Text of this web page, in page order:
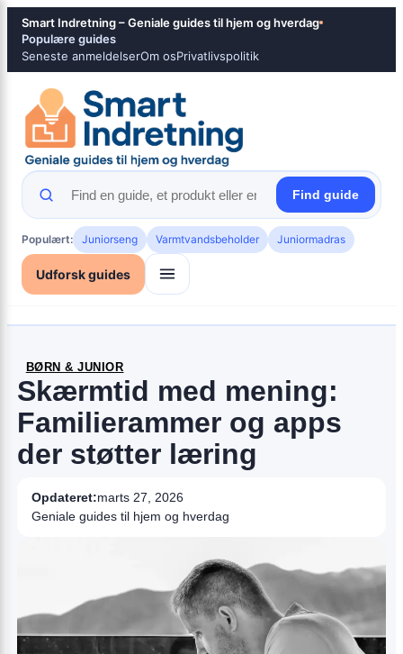
Spring
indhold
Smart Indretning – Geniale guides til hjem og hverdag
Populære guides
Seneste anmeldelserOm osPrivatlivspolitik
Find guide
Populært: Juniorseng Varmtvandsbeholder Juniormadras
Udforsk guides
BØRN & JUNIOR
Skærmtid med mening:
Familierammer og apps
der støtter læring
Opdateret:marts 27, 2026
Geniale guides til hjem og hverdag